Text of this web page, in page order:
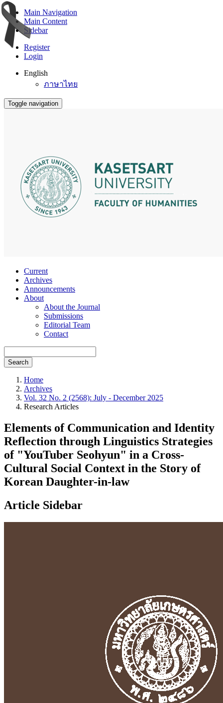
Main Navigation
Main Content
Sidebar
Register
Login
English
ภาษาไทย
Toggle navigation
Current
Archives
Announcements
About
About the Journal
Submissions
Editorial Team
Contact
Search
Home
Archives
Vol. 32 No. 2 (2568): July - December 2025
Research Articles
Elements of Communication and Identity
Reflection through Linguistics Strategies
of "YouTuber Seohyun" in a Cross-
Cultural Social Context in the Story of
Korean Daughter-in-law
Article Sidebar